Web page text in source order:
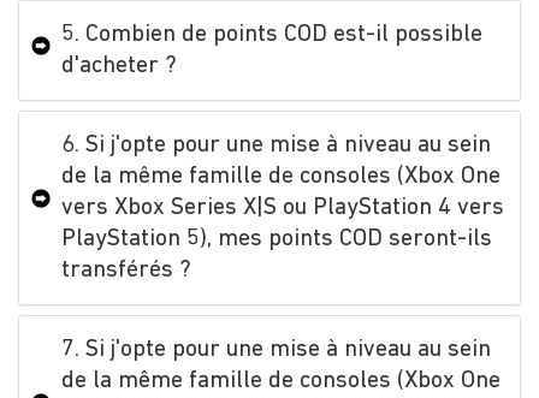
5. Combien de points COD est-il possible
d'acheter ?
6. Si j'opte pour une mise à niveau au sein
de la même famille de consoles (Xbox One
vers Xbox Series X|S ou PlayStation 4 vers
PlayStation 5), mes points COD seront-ils
transférés ?
7. Si j'opte pour une mise à niveau au sein
de la même famille de consoles (Xbox One